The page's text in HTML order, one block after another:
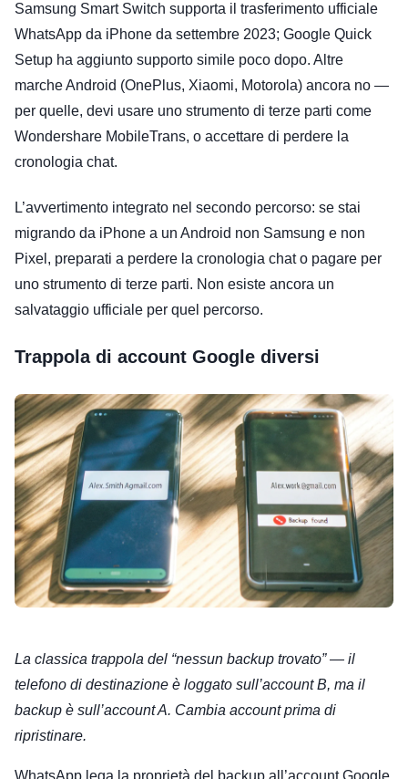
Samsung Smart Switch supporta il trasferimento ufficiale
WhatsApp da iPhone da settembre 2023; Google Quick
Setup ha aggiunto supporto simile poco dopo. Altre
marche Android (OnePlus, Xiaomi, Motorola) ancora no —
per quelle, devi usare uno strumento di terze parti come
Wondershare MobileTrans, o accettare di perdere la
cronologia chat.
L’avvertimento integrato nel secondo percorso: se stai
migrando da iPhone a un Android non Samsung e non
Pixel, preparati a perdere la cronologia chat o pagare per
uno strumento di terze parti. Non esiste ancora un
salvataggio ufficiale per quel percorso.
Trappola di account Google diversi
La classica trappola del “nessun backup trovato” — il
telefono di destinazione è loggato sull’account B, ma il
backup è sull’account A. Cambia account prima di
ripristinare.